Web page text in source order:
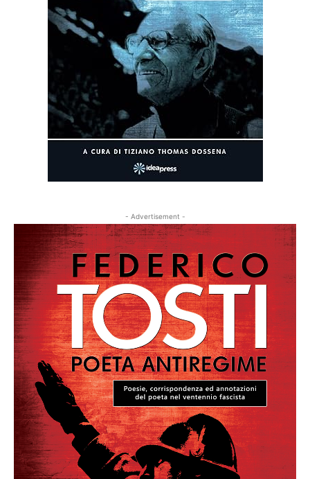
- Advertisement -